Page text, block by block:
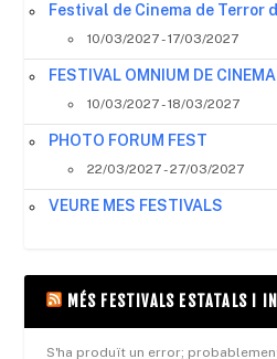
Festival de Cinema de Terror
10/03/2027 - 17/03/2027
FESTIVAL OMNIUM DE CINEMA
10/03/2027 - 18/03/2027
PHOTO FORUM FEST
22/03/2027 - 27/03/2027
VEURE MES FESTIVALS
MÉS FESTIVALS ESTATALS I
S'ha produït un error;